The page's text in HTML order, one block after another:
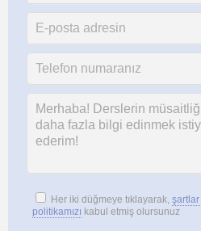
Her iki düğmeye tıklayarak, şartlar
politikamızı kabul etmiş olursunuz